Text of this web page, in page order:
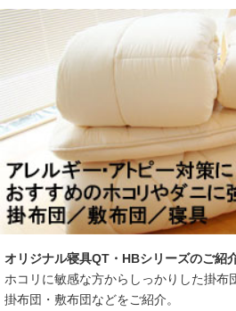
オリジナル寝具QT・HBシリーズのご紹
ホコリに敏感な方からしっかりした掛布
掛布団・敷布団などをご紹介。